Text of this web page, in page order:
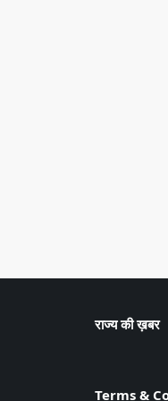
राज्य की ख़बर
Terms &